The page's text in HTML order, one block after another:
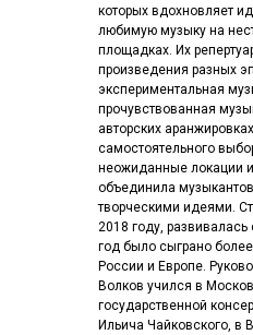
которых вдохновляет
любимую музыку на
площадках. Их
произведения разных
экспериментальная
прочувствованная
авторских
самостоятельного
неожиданные локации
объединила
творческими идеями.
2018 году, развивалась
год было сыграно
России и Европе.
Волков учился в
государственной
Ильича Чайковского,